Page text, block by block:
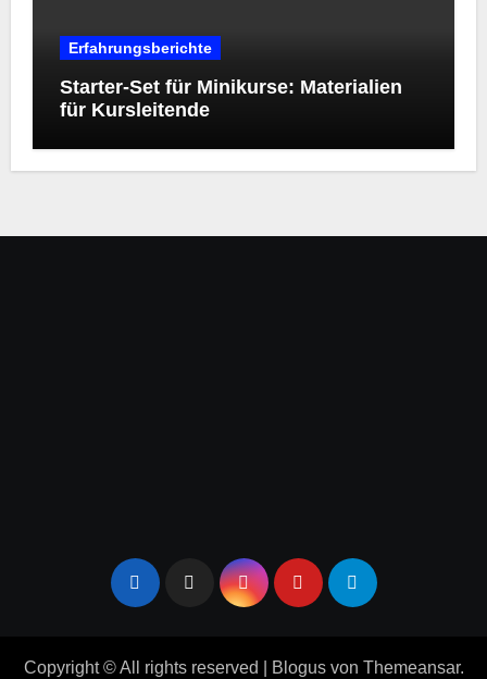
Erfahrungsberichte
Starter‑Set für Minikurse: Materialien
für Kursleitende
Copyright © All rights reserved Blogusvon Themeansar.